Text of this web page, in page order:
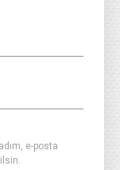
e-posta